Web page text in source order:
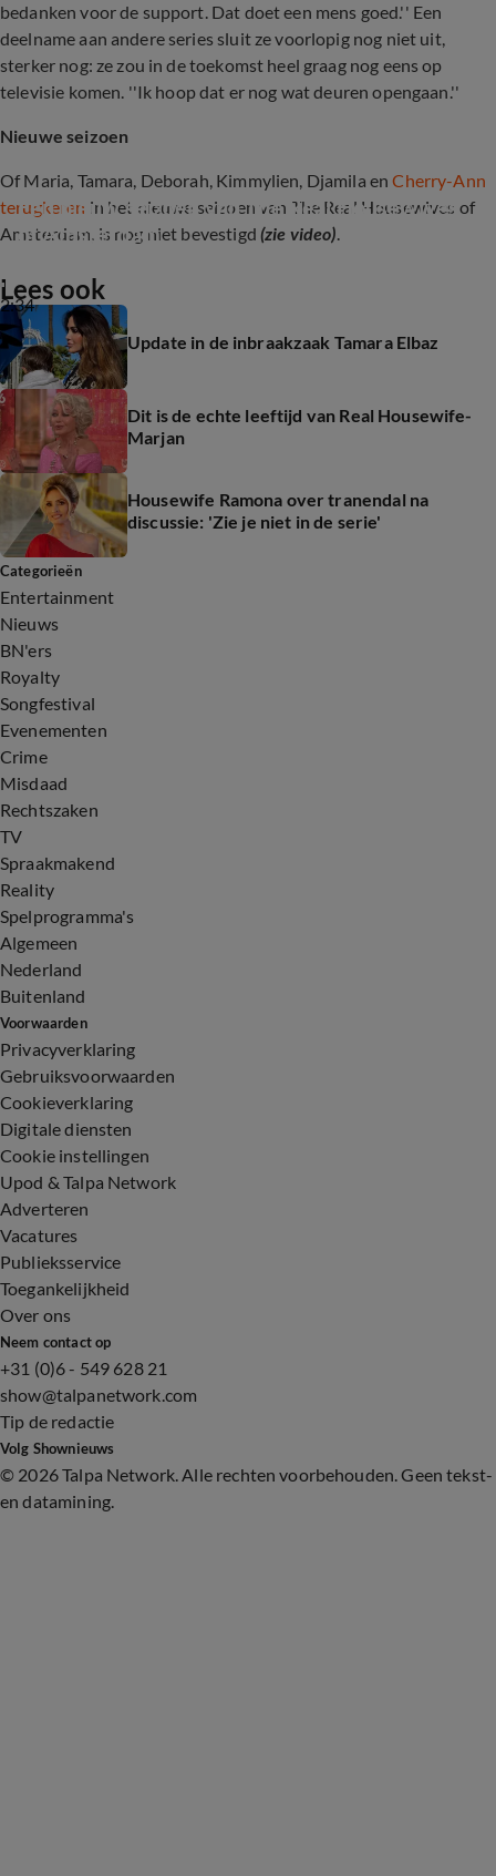
bedanken voor de support. Dat doet een mens goed.'' Een
deelname aan andere series sluit ze voorlopig nog niet uit,
sterker nog: ze zou in de toekomst heel graag nog eens op
televisie komen. ''Ik hoop dat er nog wat deuren opengaan.''
Nieuwe seizoen
Of Maria, Tamara, Deborah, Kimmylien, Djamila enCherry-Ann
terugkeren in het nieuwe seizoen van The Real Housewives of
Amsterdam, is nog niet bevestigd (zie video).
2:34
Een nieuw seizoen van The Real Housewives
of Amsterdam
Lees ook
Update in de inbraakzaak Tamara Elbaz
Dit is de echte leeftijd van Real Housewife-
Marjan
Housewife Ramona over tranendal na
discussie: 'Zie je niet in de serie'
Categorieën
Entertainment
Nieuws
BN'ers
Royalty
Songfestival
Evenementen
Crime
Misdaad
Rechtszaken
TV
Spraakmakend
Reality
Spelprogramma's
Algemeen
Nederland
Buitenland
Voorwaarden
Privacyverklaring
Gebruiksvoorwaarden
Cookieverklaring
Digitale diensten
Cookie instellingen
Upod & Talpa Network
Adverteren
Vacatures
Publieksservice
Toegankelijkheid
Over ons
Neem contact op
+31 (0)6 - 549 628 21
show@talpanetwork.com
Tip de redactie
Volg Shownieuws
© 2026 Talpa Network. Alle rechten voorbehouden. Geen tekst-
en datamining.